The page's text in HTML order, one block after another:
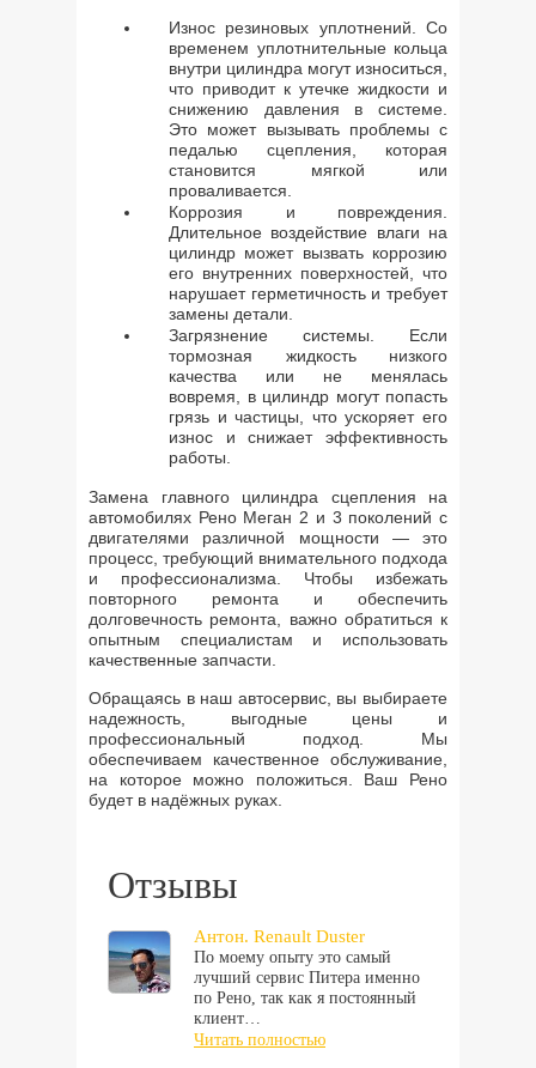
Износ резиновых уплотнений. Со
временем уплотнительные кольца
внутри цилиндра могут износиться,
что приводит к утечке жидкости и
снижению давления в системе.
Это может вызывать проблемы с
педалью сцепления, которая
становится мягкой или
проваливается.
Коррозия и повреждения.
Длительное воздействие влаги на
цилиндр может вызвать коррозию
его внутренних поверхностей, что
нарушает герметичность и требует
замены детали.
Загрязнение системы. Если
тормозная жидкость низкого
качества или не менялась
вовремя, в цилиндр могут попасть
грязь и частицы, что ускоряет его
износ и снижает эффективность
работы.
Замена главного цилиндра сцепления на
автомобилях Рено Меган 2 и 3 поколений с
двигателями различной мощности — это
процесс, требующий внимательного подхода
и профессионализма. Чтобы избежать
повторного ремонта и обеспечить
долговечность ремонта, важно обратиться к
опытным специалистам и использовать
качественные запчасти.
Обращаясь в наш автосервис, вы выбираете
надежность, выгодные цены и
профессиональный подход. Мы
обеспечиваем качественное обслуживание,
на которое можно положиться. Ваш Рено
будет в надёжных руках.
Отзывы
Антон. Renault Duster
По моему опыту это самый
лучший сервис Питера именно
по Рено, так как я постоянный
клиент…
Читать полностью